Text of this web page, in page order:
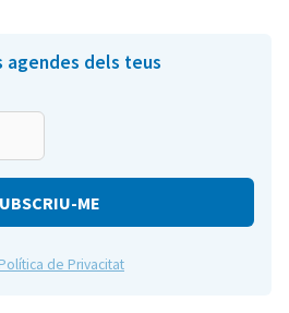
agendes dels teus
de Privacitat